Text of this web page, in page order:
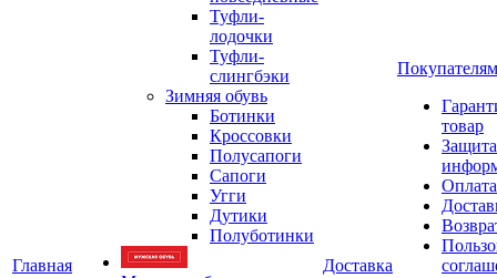
Главная
Туфли-
лодочки
Туфли-
слингбэки
Зимняя обувь
Ботинки
Кроссовки
Полусапоги
Сапоги
Угги
Дутики
Полуботинки
Доставка
Покупателям
товар
Защита
Оплата